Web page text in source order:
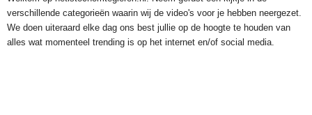
verschillende categorieën waarin wij de video's voor je hebben neergezet.
We doen uiteraard elke dag ons best jullie op de hoogte te houden van
alles wat momenteel trending is op het internet en/of social media.